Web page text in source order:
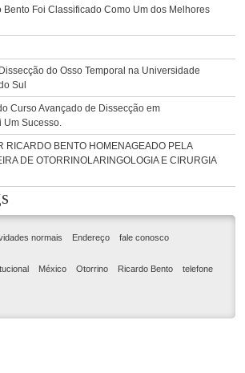
Bento Foi Classificado Como Um dos Melhores
do Osso Temporal na Universidade
Sul
Curso Avançado de Dissecção em
Um Sucesso.
RICARDO BENTO HOMENAGEADO PELA
DE OTORRINOLARINGOLOGIA E CIRURGIA
normais Endereço fale conosco
México Otorrino Ricardo Bento telefone